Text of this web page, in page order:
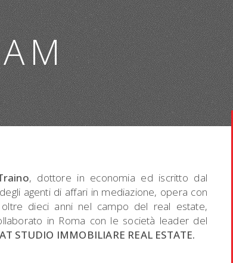
, dottore in economia ed iscritto dal
agenti di affari in mediazione, opera con
dieci anni nel campo del real estate,
in Roma con le società leader del
AT STUDIO IMMOBILIARE REAL ESTATE.